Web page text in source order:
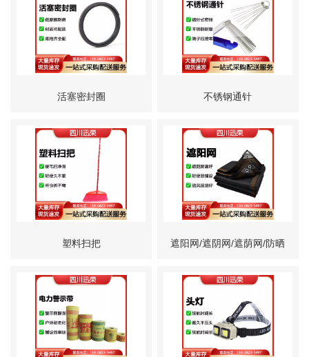
活塞密封圈 不锈钢通针
塑料扫把 遮阳网/遮阴网/遮荫网/防晒
网/工地防尘遮阳网